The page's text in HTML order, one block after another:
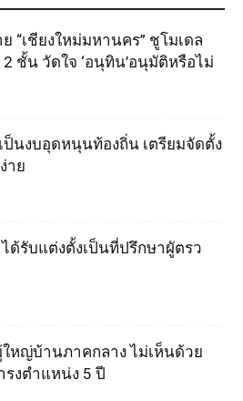
“เชียงใหม่มหานคร” ชูโมเดล
ชั้น วัดใจ ‘อนุทิน’อนุมัติหรือไม่
นงบอุดหนุนท้องถิ่น เตรียมจัดตั้ง
าย
ด้รับแต่งตั้งเป็นที่ปรึกษาผูัตรว
หญ่บ้านภาคกลาง ไม่เห็นด้วย
รงตำแหน่ง 5 ปี